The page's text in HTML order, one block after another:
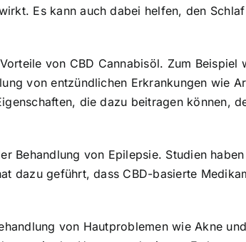
Es kann auch dabei helfen, den
von CBD Cannabisöl. Zum Beispiel
von entzündlichen Erkrankungen wie
die dazu beitragen können,
Behandlung von Epilepsie. Studien
dazu geführt, dass CBD-basierte
von Hautproblemen wie Akne